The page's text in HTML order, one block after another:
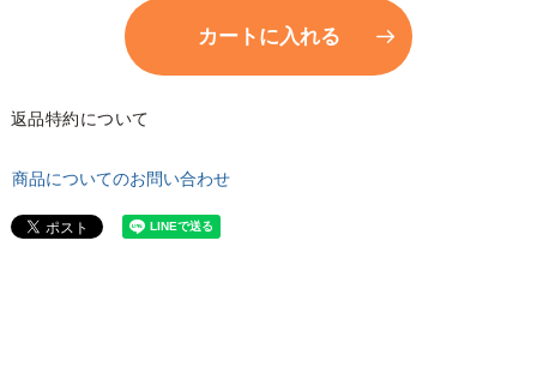
カートに入れる
返品特約について
商品についてのお問い合わせ